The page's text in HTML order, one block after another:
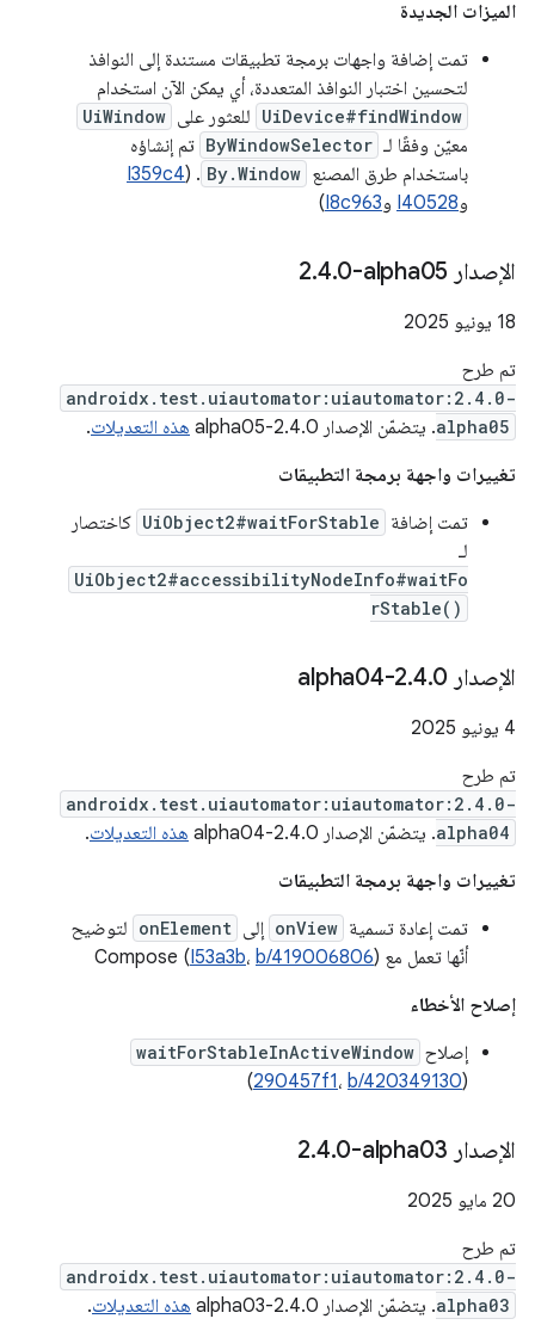
الميزات الجديدة
تمت إضافة واجهات برمجة تطبيقات مستندة إلى النوافذ
لتحسين اختبار النوافذ المتعددة، أي يمكن الآن استخدام
UiDevice#findWindow للعثور على UiWindow
معيّن وفقًا لـ ByWindowSelector تم إنشاؤه
باستخدام طرق المصنع By.Window
. (
I359c4
وI40528 وI8c963
)
الإصدار ‎2 .4.0-alpha05
‫18 يونيو 2025
تم طرح
androidx.test.uiautomator:uiautomator:2.4.0-
alpha05. يتضمّن الإصدار 2.4.0-alpha05 هذه التعديلات.
تغييرات واجهة برمجة التطبيقات
تمت إضافة UiObject2#waitForStable كاختصار
لـ
UiObject2#accessibilityNodeInfo#waitFo
rStable()
الإصدار 2 .4.0-alpha04
‫4 يونيو 2025
تم طرح
androidx.test.uiautomator:uiautomator:2.4.0-
alpha04. يتضمّن الإصدار 2.4.0-alpha04 هذه التعديلات.
تغييرات واجهة برمجة التطبيقات
تمت إعادة تسمية onView إلى onElement لتوضيح
أنّها تعمل مع Compose (
I53a3b، b/419006806)
إصلاح الأخطاء
إصلاح waitForStableInActiveWindow
(
290457f1، b/420349130
)
الإصدار ‎2 .4.0-alpha03
‫20 مايو 2025
تم طرح
androidx.test.uiautomator:uiautomator:2.4.0-
alpha03. يتضمّن الإصدار 2.4.0-alpha03 هذه التعديلات.